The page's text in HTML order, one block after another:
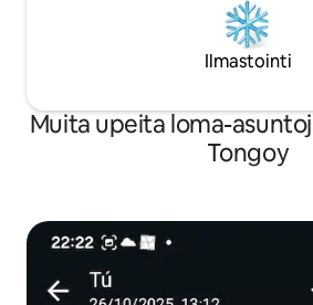
Ilmastointi
Muita upeita loma-
Tongoy